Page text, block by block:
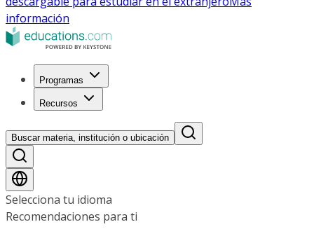
información
Programas
Recursos
Buscar materia, institución o ubicación
Selecciona tu idioma
Recomendaciones para ti